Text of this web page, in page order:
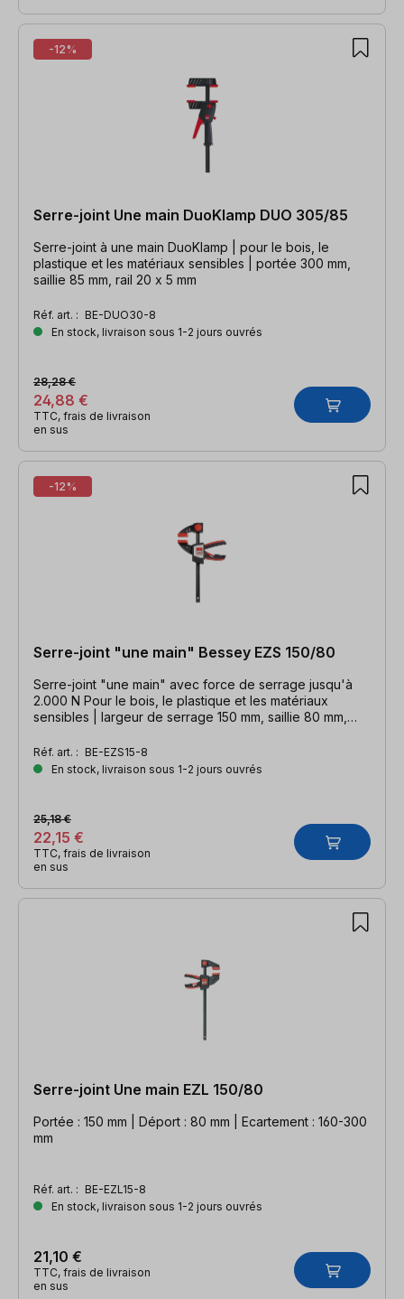
-12%
Serre-joint Une main DuoKlamp DUO 305/85
Serre-joint à une main DuoKlamp | pour le bois, le
plastique et les matériaux sensibles | portée 300 mm,
saillie 85 mm, rail 20 x 5 mm
Réf. art. : BE-DUO30-8
En stock, livraison sous 1-2 jours ouvrés
24,88 €
28,28 €
TTC, frais de livraison
en sus
-12%
Serre-joint "une main" Bessey EZS 150/80
Serre-joint "une main" avec force de serrage jusqu'à
2.000 N Pour le bois, le plastique et les matériaux
sensibles | largeur de serrage 150 mm, saillie 80 mm,
Réf. art. : BE-EZS15-8
En stock, livraison sous 1-2 jours ouvrés
22,15 €
25,18 €
TTC, frais de livraison
en sus
Serre-joint Une main EZL 150/80
Portée : 150 mm | Déport : 80 mm | Ecartement : 160-300
mm
Réf. art. : BE-EZL15-8
En stock, livraison sous 1-2 jours ouvrés
21,10 €
TTC, frais de livraison
en sus